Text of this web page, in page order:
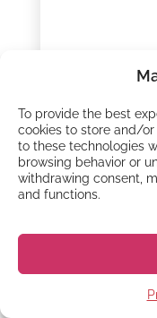
To provide the best
cookies to store and/
to these technologies
browsing behavior or
withdrawing consent,
and functions.
Japan
of
Aprende
Institute of
mundo
Matsudo,